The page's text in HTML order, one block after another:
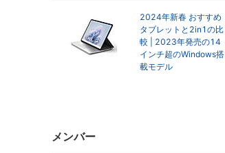
2024年新春 おすすめ
タブレットと2in1の比
較 | 2023年発売の14
インチ超のWindows搭
載モデル
メンバー